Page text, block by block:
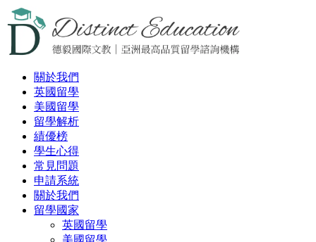
關於我們
英國留學
美國留學
留學解析
績優榜
學生心得
常見問題
申請系統
關於我們
留學國家
英國留學
美國留學